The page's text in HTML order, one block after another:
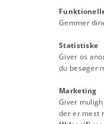
Gemmer
Statistiske
Giver os
du besøger
Marketing
Giver
der er mest